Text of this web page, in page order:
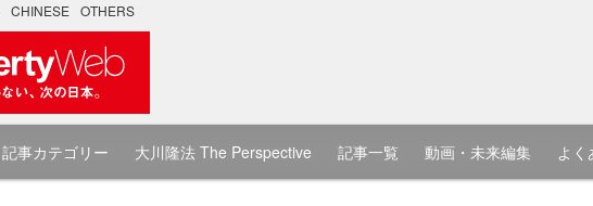
CHINESE OTHERS
記事カテゴリー 大川隆法 The Perspective 記事一覧 動画・未来編集 よく